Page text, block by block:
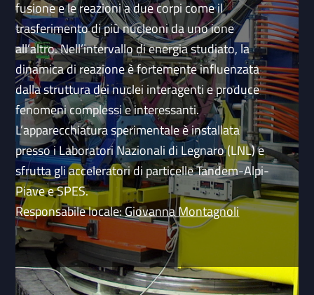
fusione e le reazioni a due corpi come il
trasferimento di più nucleoni da uno ione
all’altro. Nell’intervallo di energia studiato, la
dinamica di reazione è fortemente influenzata
dalla struttura dei nuclei interagenti e produce
fenomeni complessi e interessanti.
L’apparecchiatura sperimentale è installata
presso i Laboratori Nazionali di Legnaro (LNL) e
sfrutta gli acceleratori di particelle Tandem-Alpi-
Piave e SPES.
Responsabile locale:Giovanna Montagnoli